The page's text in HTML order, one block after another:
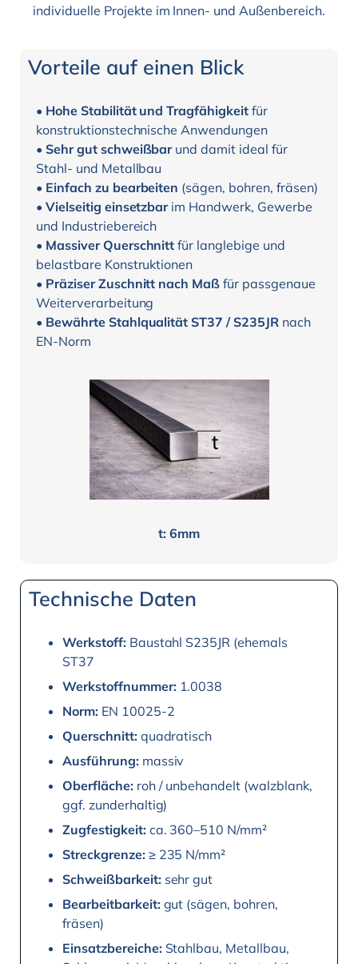
individuelle Projekte im Innen- und Außenbereich.
Vorteile auf einen Blick
• Hohe Stabilität und Tragfähigkeitfür
konstruktionstechnische Anwendungen
• Sehr gut schweißbarund damit ideal für
Stahl- und Metallbau
• Einfach zu bearbeiten (sägen, bohren, fräsen)
• Vielseitig einsetzbarim Handwerk, Gewerbe
und Industriebereich
• Massiver Querschnitt für langlebige und
belastbare Konstruktionen
• Präziser Zuschnitt nach Maß für passgenaue
Weiterverarbeitung
• Bewährte Stahlqualität ST37 / S235JR nach
EN-Norm
t: 6mm
Technische Daten
Werkstoff:Baustahl S235JR (ehemals
ST37
Werkstoffnummer:1.0038
Norm:EN 10025-2
Querschnitt:quadratisch
Ausführung:massiv
Oberfläche:roh / unbehandelt (walzblank,
ggf. zunderhaltig)
Zugfestigkeit:ca. 360–510 N/mm²
Streckgrenze:≥ 235 N/mm²
Schweißbarkeit:sehr gut
Bearbeitbarkeit:gut (sägen, bohren,
fräsen)
Einsatzbereiche:Stahlbau, Metallbau,